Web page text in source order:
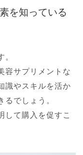
を知っている
。
容サプリメントな
識やスキルを活か
るでしょう。
して購入を促すこ